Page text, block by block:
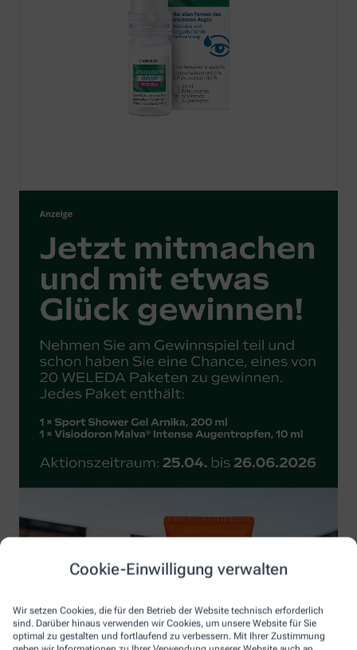
Cookie-Einwilligung verwalten
Wir setzen Cookies, die für den Betrieb der Website technisch erforderlich
sind. Darüber hinaus verwenden wir Cookies, um unsere Website für Sie
optimal zu gestalten und fortlaufend zu verbessern. Mit Ihrer Zustimmung